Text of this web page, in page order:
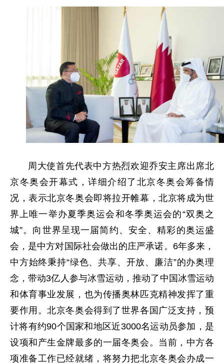
周大使首先代表中方热烈欢迎乔安主席出席北
京冬奥会开幕式，详细介绍了北京冬奥会筹备情
况，表示北京冬奥会即将拉开帷幕，北京将成为世
界上唯一举办夏季奥运会和冬季奥运会的“双奥之
城”。向世界呈现一届简约、安全、精彩的奥运盛
会，是中方对国际社会做出的庄严承诺。6年多来，
中方始终秉持“绿色、共享、开放、廉洁”的办奥理
念，带动3亿人参与冰雪运动，推动了中国冰雪运动
和体育事业发展，也为传播奥林匹克精神发挥了重
要作用。北京冬奥会得到了世界各国广泛支持，预
计将有约90个国家和地区近3000名运动员参加，是
设项和产生金牌最多的一届冬奥会。当前，中方各
项准备工作已经就绪，将努力把北京冬奥会办成一